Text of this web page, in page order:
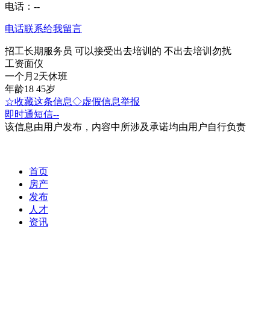
电话： --
电话联系给我留言
招工长期服务员 可以接受出去培训的 不出去培训勿扰
工资面仪
一个月2天休班
年龄18 45岁
☆收藏这条信息◇虚假信息举报
即时通短信--
该信息由用户发布，内容中所涉及承诺均由用户自行负责
首页
房产
发布
人才
资讯